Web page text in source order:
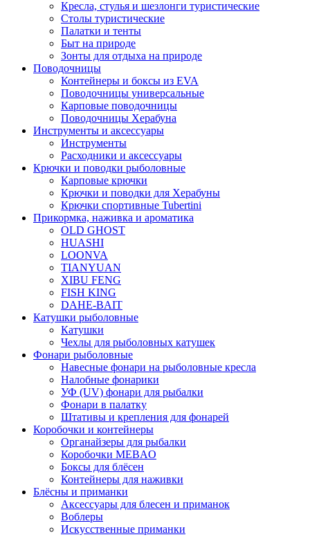
Кресла, стулья и шезлонги туристические
Столы туристические
Палатки и тенты
Быт на природе
Зонты для отдыха на природе
Поводочницы
Контейнеры и боксы из EVA
Поводочницы универсальные
Карповые поводочницы
Поводочницы Херабуна
Инструменты и аксессуары
Инструменты
Расходники и аксессуары
Крючки и поводки рыболовные
Карповые крючки
Крючки и поводки для Херабуны
Крючки спортивные Tubertini
Прикормка, наживка и ароматика
OLD GHOST
HUASHI
LOONVA
TIANYUAN
XIBU FENG
FISH KING
DAHE-BAIT
Катушки рыболовные
Катушки
Чехлы для рыболовных катушек
Фонари рыболовные
Навесные фонари на рыболовные кресла
Налобные фонарики
УФ (UV) фонари для рыбалки
Фонари в палатку
Штативы и крепления для фонарей
Коробочки и контейнеры
Органайзеры для рыбалки
Коробочки MEBAO
Боксы для блёсен
Контейнеры для наживки
Блёсны и приманки
Аксессуары для блесен и приманок
Воблеры
Искусственные приманки